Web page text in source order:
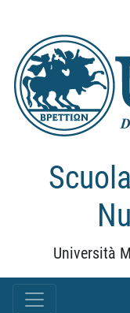
Università